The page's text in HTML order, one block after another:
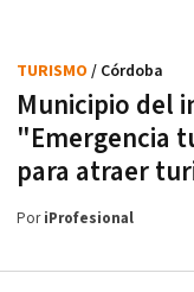
Municipio del
"Emergencia
para atraer
TURISMO / Córdoba
PoriProfesional